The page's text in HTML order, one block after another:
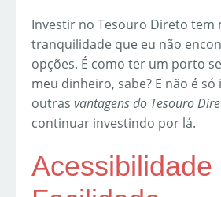
Investir no Tesouro Direto tem
tranquilidade que eu não
opções. É como ter um porto
meu dinheiro, sabe? E não é só
outras vantagens do Tesouro
continuar investindo por lá.
Acessibilidade